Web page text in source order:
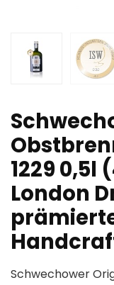
1229 0,5l
London
Schwechower